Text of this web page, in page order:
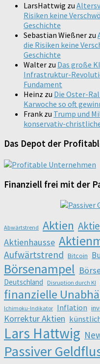
LarsHattwig zu
Risiken keine
Geschichte
Sebastian Wießner zu
die Risiken keine
Geschichte
Walter zu Das große
Infrastruktur-
Fundament
Heinz zu Die Oster-
Karwoche so oft
Frank zu Trump und
konservativ-
Das Depot der
Finanziell frei mit der
Abwärtstrend Aktien
Aktienhausse
Aufwärtstrend Bitcoin
Börsenampel
Deutschland Disruption durch KI
finanzielle
Ichimoku-Indikator Inflation
Korrektur Aktien
Lars Hattwig
Passiver